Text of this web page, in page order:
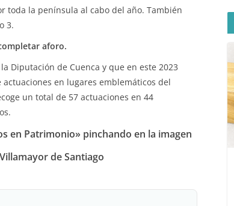
toda la península al cabo del año. También
3.
aforo.
Diputación de Cuenca y que en este 2023
en lugares emblemáticos del
un total de 57 actuaciones en 44
en Patrimonio» pinchando en la imagen
de Santiago